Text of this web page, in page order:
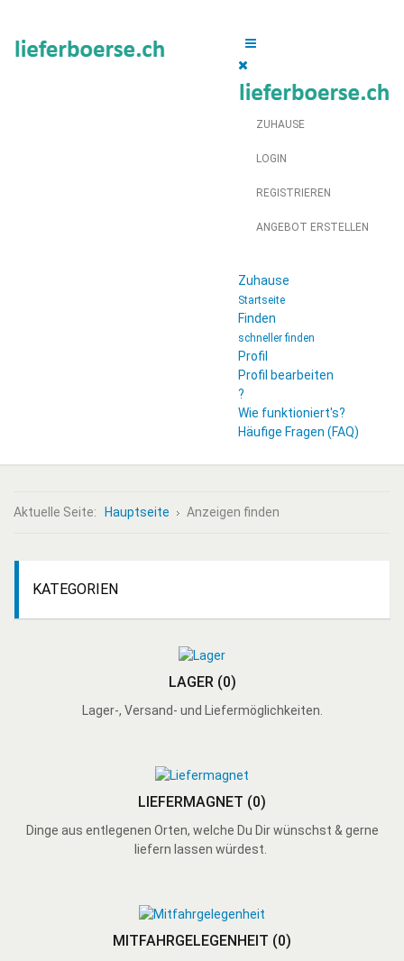
ZUHAUSE
LOGIN
REGISTRIEREN
ANGEBOT ERSTELLEN
Zuhause
Startseite
Finden
schneller finden
Profil
Profil bearbeiten
?
Wie funktioniert's?
Häufige Fragen (FAQ)
Aktuelle Seite: Hauptseite Anzeigen finden
KATEGORIEN
LAGER (0)
Lager-, Versand- und Liefermöglichkeiten.
LIEFERMAGNET (0)
Dinge aus entlegenen Orten, welche Du Dir wünschst & gerne
liefern lassen würdest.
MITFAHRGELEGENHEIT (0)